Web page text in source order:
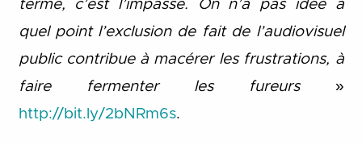
terme, c’est l’impasse. On n’a pas idée à
quel point l’exclusion de fait de l’audiovisuel
public contribue à macérer les frustrations, à
faire fermenter les fureurs»
http://bit.ly/2bNRm6s.